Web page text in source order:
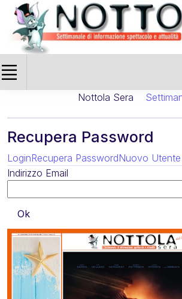
Nottola Sera
Recupera Password
LoginRecupera PasswordNuovo Utente
Indirizzo Email
Ok